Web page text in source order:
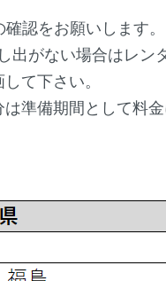
認をお願いします。
がない場合はレン
て下さい。
準備期間として料